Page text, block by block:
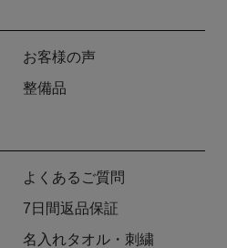
お客様の声
整備品
よくあるご質問
7日間返品保証
名入れタオル・刺繍